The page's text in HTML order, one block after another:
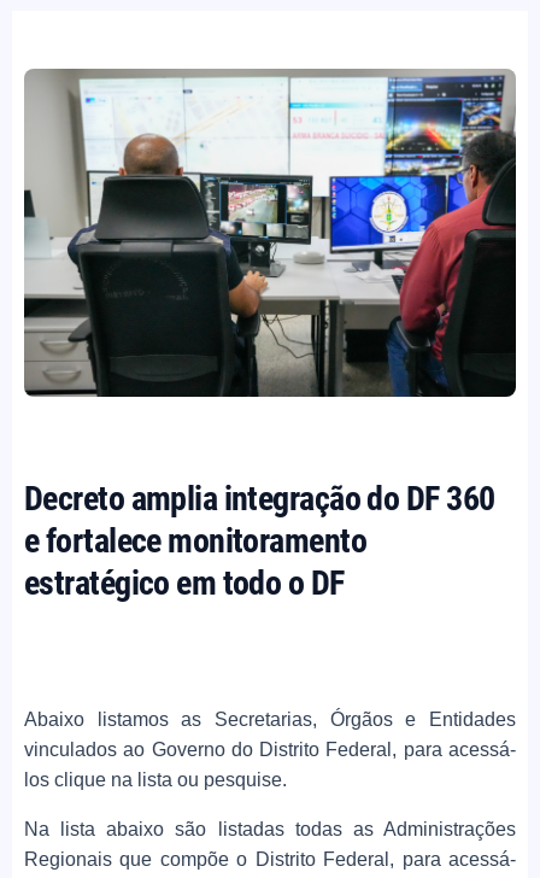
Decreto amplia integração do DF 360
e fortalece monitoramento
estratégico em todo o DF
Abaixo listamos as Secretarias, Órgãos e Entidades
vinculados ao Governo do Distrito Federal, para acessá-
los clique na lista ou pesquise.
Na lista abaixo são listadas todas as Administrações
Regionais que compõe o Distrito Federal, para acessá-